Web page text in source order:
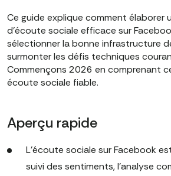
Ce guide explique comment élaborer
d'écoute sociale efficace sur
sélectionner la bonne infrastructure
surmonter les défis techniques
Commençons 2026 en comprenant
écoute sociale fiable.
Aperçu rapide
L'écoute sociale sur Facebook
suivi des sentiments, l'analyse